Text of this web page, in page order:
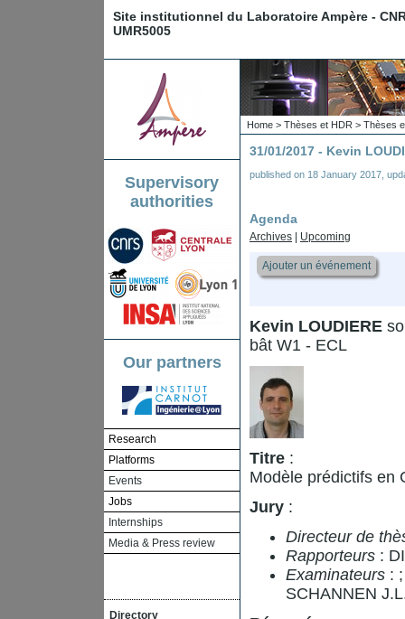
Site institutionnel du Laboratoire Ampère -
UMR5005
Supervisory
authorities
Our partners
Research
Platforms
Events
Jobs
Internships
Media & Press review
Directory
Home > Thèses et HDR > Thèses
31/01/2017 - Kevin
published on 18 January 2017
Agenda
Archives Upcoming
Ajouter un événement
Kevin LOUDIERE
bât W1 - ECL
Titre :
Modèle prédictifs en
Jury :
Directeur de
Rapporteurs :
Examinateurs :
SCHANNEN